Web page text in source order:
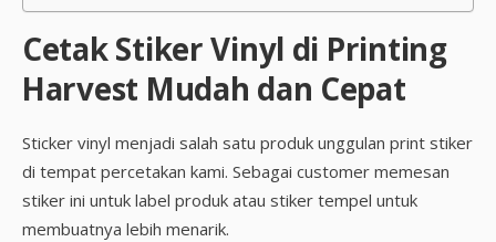
Cetak Stiker Vinyl di Printing
Harvest Mudah dan Cepat
Sticker vinyl menjadi salah satu produk unggulan print stiker
di tempat percetakan kami. Sebagai customer memesan
stiker ini untuk label produk atau stiker tempel untuk
membuatnya lebih menarik.